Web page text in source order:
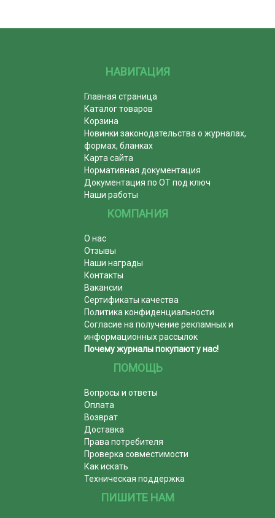
НАВИГАЦИЯ
Главная страница
Каталог товаров
Корзина
Новинки законодательства о журналах,
формах, бланках
Карта сайта
Нормативная документация
Документация по ОТ под ключ
Наши работы
КОМПАНИЯ
О нас
Отзывы
Наши награды
Контакты
Вакансии
Сертификаты качества
Политика конфиденциальности
Согласие на получение рекламных и
информационных рассылок
Почему журналы покупают у нас!
ПОМОЩЬ
Вопросы и ответы
Оплата
Возврат
Доставка
Права потребителя
Проверка совместимости
Как искать
Техническая поддержка
ПИШИТЕ НАМ